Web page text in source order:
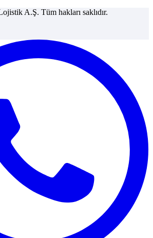
A.Ş. Tüm hakları saklıdır.